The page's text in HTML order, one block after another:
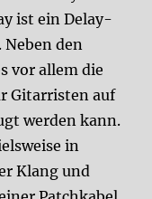
ist ein Delay-
Neben den
vor allem die
Gitarristen auf
werden kann.
in
Klang und